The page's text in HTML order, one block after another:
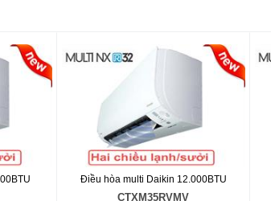
Điều hòa multi Daikin 12.000BTU
CTXM35RVMV